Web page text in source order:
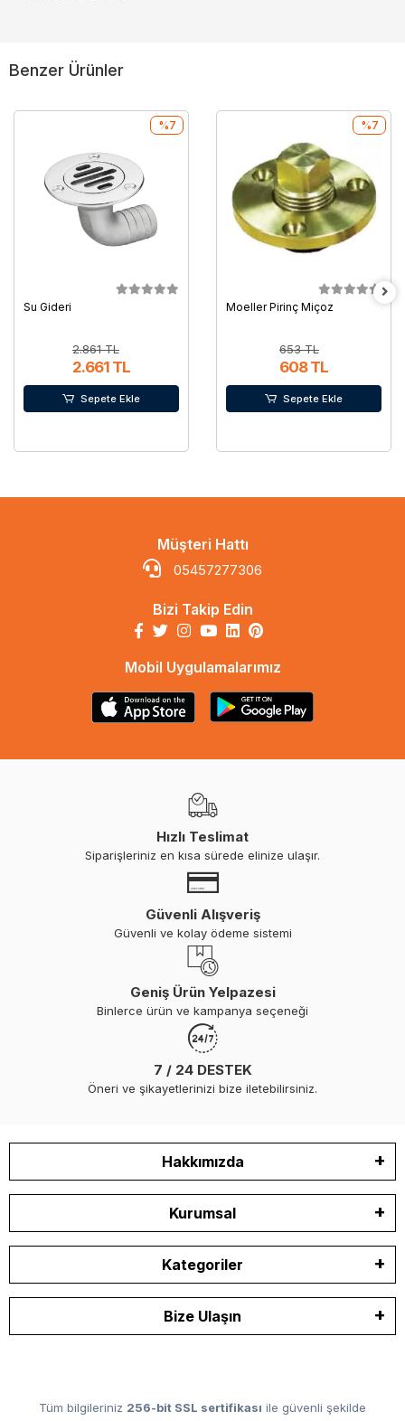
Benzer Ürünler
Su Gideri
2.861 TL
2.661 TL
%7
Sepete Ekle
Moeller Pirinç Miçoz
653 TL
608 TL
%7
Sepete Ekle
Müşteri Hattı
05457277306
Bizi Takip Edin
Mobil Uygulamalarımız
Hızlı Teslimat
Siparişleriniz en kısa sürede elinize ulaşır.
Güvenli Alışveriş
Güvenli ve kolay ödeme sistemi
Geniş Ürün Yelpazesi
Binlerce ürün ve kampanya seçeneği
7 / 24 DESTEK
Öneri ve şikayetlerinizi bize iletebilirsiniz.
Hakkımızda
Kurumsal
Kategoriler
Bize Ulaşın
Tüm bilgileriniz 256-bit SSL sertifikası ile güvenli şekilde